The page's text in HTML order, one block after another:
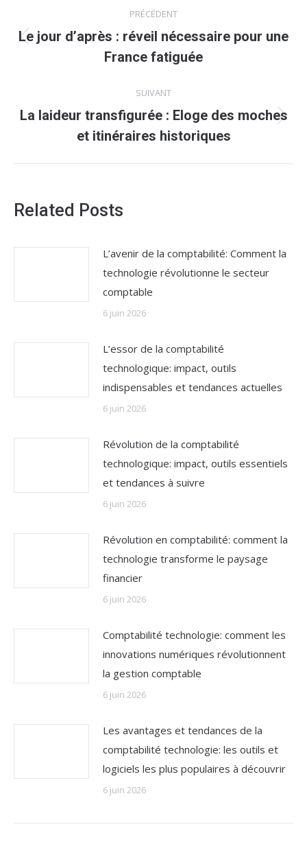
article
PRÉCÉDENT
Article
précédent
Le jour d’après : réveil nécessaire pour une
France fatiguée
SUIVANT
Article
suivant
:
La laideur transfigurée : Eloge des moches
et itinéraires historiques
Related Posts
L’avenir de la comptabilité: Comment la
technologie révolutionne le secteur
comptable
6 juin 2026
L’essor de la comptabilité
technologique: impact, outils
indispensables et tendances actuelles
6 juin 2026
Révolution de la comptabilité
technologique: impact, outils essentiels
et tendances à suivre
6 juin 2026
Révolution en comptabilité: comment la
technologie transforme le paysage
financier
6 juin 2026
Comptabilité technologie: comment les
innovations numériques révolutionnent
la gestion comptable
6 juin 2026
Les avantages et tendances de la
comptabilité technologie: les outils et
logiciels les plus populaires à découvrir
6 juin 2026